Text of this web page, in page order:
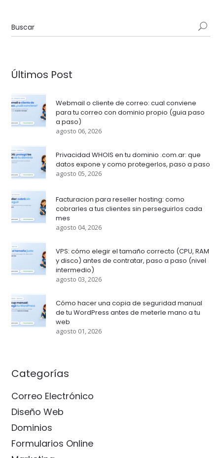
Últimos Post
Webmail o cliente de correo: cual conviene
para tu correo con dominio propio (guia paso
a paso)
agosto 06, 2026
Privacidad WHOIS en tu dominio .com.ar: que
datos expone y como protegerlos, paso a paso
agosto 05, 2026
Facturacion para reseller hosting: como
cobrarles a tus clientes sin perseguirlos cada
mes
agosto 04, 2026
VPS: cómo elegir el tamaño correcto (CPU, RAM
y disco) antes de contratar, paso a paso (nivel
intermedio)
agosto 03, 2026
Cómo hacer una copia de seguridad manual
de tu WordPress antes de meterle mano a tu
web
agosto 01, 2026
Categorías
Correo Electrónico
Diseño Web
Dominios
Formularios Online